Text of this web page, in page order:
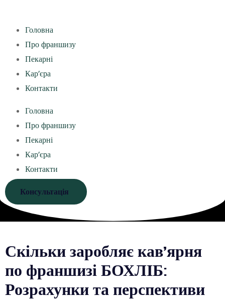
Головна
Про франшизу
Пекарні
Кар’єра
Контакти
Головна
Про франшизу
Пекарні
Кар’єра
Контакти
Консультація
Скільки заробляє кав’ярня
по франшизі БОХЛІБ:
Розрахунки та перспективи